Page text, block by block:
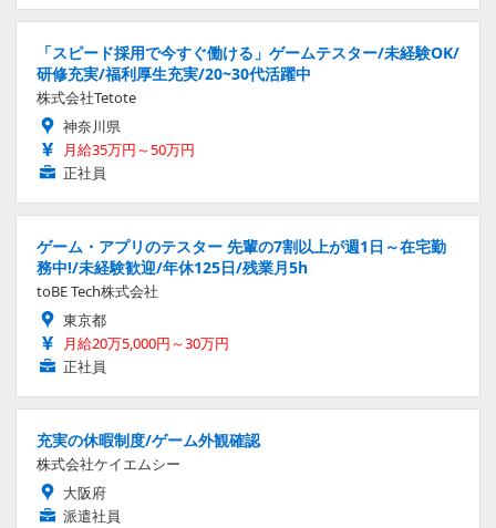
「スピード採用で今すぐ働ける」ゲームテスター/未経験OK/
研修充実/福利厚生充実/20~30代活躍中
株式会社Tetote
神奈川県
月給35万円～50万円
正社員
ゲーム・アプリのテスター 先輩の7割以上が週1日～在宅勤
務中!/未経験歓迎/年休125日/残業月5h
toBE Tech株式会社
東京都
月給20万5,000円～30万円
正社員
充実の休暇制度/ゲーム外観確認
株式会社ケイエムシー
大阪府
派遣社員